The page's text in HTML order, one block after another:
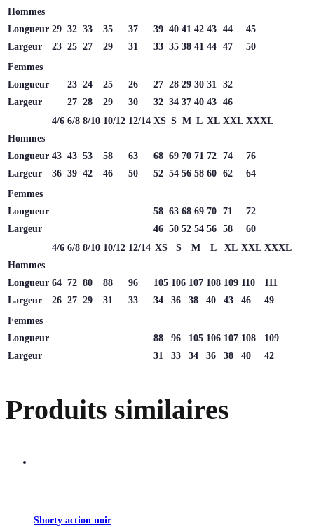
Hommes
Longueur 29 32 33 35 37 39 40 41 42 43 44
45
Largeur
23 25 27 29 31 33 35 38 41 44 47
50
Femmes
Longueur
23 24 25 26 27 28 29 30 31
32
Largeur
27 28 29 30 32 34 37 40 43 46
4/6 6/8 8/10 10/12 12/14 XS S M L XL XXL XXXL
Hommes
Longueur 43 43 53 58 63 68 69 70 71 72 74
76
Largeur
36 39 42 46 50 52 54 56 58 60 62
64
Femmes
Longueur
58 63 68 69 70 71
72
Largeur
46 50 52 54 56 58
60
4/6 6/8 8/10 10/12 12/14 XS S M L XL XXL XXXL
Hommes
Longueur 64 72 80 88 96 105 106 107 108 109 110
111
Largeur
26 27 29 31 33 34 36 38 40 43 46
49
Femmes
Longueur
88 96 105 106 107 108
109
Largeur
31 33 34 36 38 40 42
Produits similaires
Shorty action noir